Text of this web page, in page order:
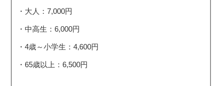
・大人：7,000円
・中高生：6,000円
・4歳～小学生：4,600円
・65歳以上：6,500円